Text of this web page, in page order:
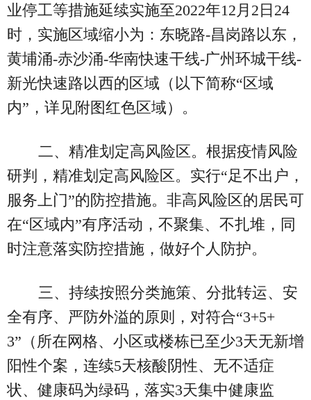
业停工等措施延续实施至2022年12月2日24
时，实施区域缩小为：东晓路-昌岗路以东，
黄埔涌-赤沙涌-华南快速干线-广州环城干线-
新光快速路以西的区域（以下简称“区域
内”，详见附图红色区域）。
二、精准划定高风险区。根据疫情风险
研判，精准划定高风险区。实行“足不出户，
服务上门”的防控措施。非高风险区的居民可
在“区域内”有序活动，不聚集、不扎堆，同
时注意落实防控措施，做好个人防护。
三、持续按照分类施策、分批转运、安
全有序、严防外溢的原则，对符合“3+5+
3”（所在网格、小区或楼栋已至少3天无新增
阳性个案，连续5天核酸阴性、无不适症
状、健康码为绿码，落实3天集中健康监